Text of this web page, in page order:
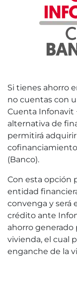
Si tienes ahorro
no cuentas con
Cuenta Infonavit
alternativa de
permitirá
(Banco).
Con esta opción
entidad
convenga y será
crédito ante
ahorro
vivienda, el cual
enganche de la